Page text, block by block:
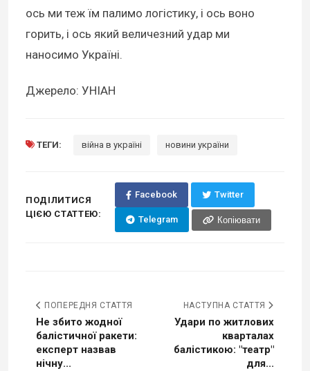
ось ми теж їм палимо логістику, і ось воно
горить, і ось який величезний удар ми
наносимо Україні.
Джерело: УНІАН
ТЕГИ: війна в україні новини україни
ПОДІЛИТИСЯ
ЦІЄЮ СТАТТЕЮ:
Facebook Twitter
Telegram Копіювати
ПОПЕРЕДНЯ СТАТТЯ
Не збито жодної
балістичної ракети:
експерт назвав
нічну...
НАСТУПНА СТАТТЯ
Удари по житлових
кварталах
балістикою: "театр"
для...